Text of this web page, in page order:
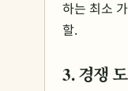
하는 최소
할.
3. 경쟁